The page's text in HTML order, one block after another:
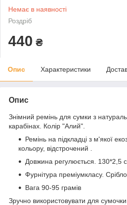
Немає в наявності
Роздріб
440 ₴
Опис Характеристики
Опис
Знімний ремінь для сумки з
карабінах. Колір "Алий".
Ремінь на підкладці з м'якої
кольору, відстрочений .
Довжина регулюється. 130*2,5
Фурнітура преміумкласу. Срібло.
Вага 90-95 грамів
Зручно використовувати для